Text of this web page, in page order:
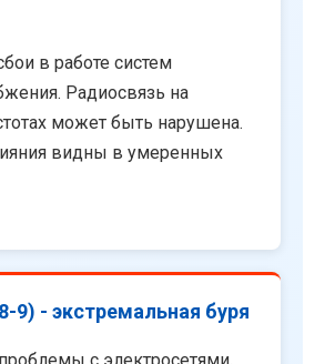
в работе систем
Радиосвязь на
может быть нарушена.
видны в умеренных
9) - экстремальная буря